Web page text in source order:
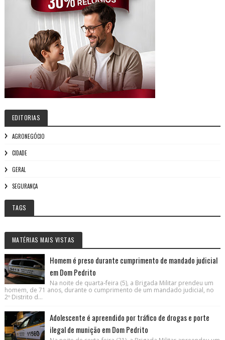
EDITORIAS
AGRONEGÓCIO
CIDADE
GERAL
SEGURANÇA
TAGS
MATÉRIAS MAIS VISTAS
Homem é preso durante cumprimento de mandado judicial
em Dom Pedrito
Na noite de quarta-feira (5), a Brigada Militar prendeu um
homem, de 71 anos, durante o cumprimento de um mandado judicial, no
2º Distrito d...
Adolescente é apreendido por tráfico de drogas e porte
ilegal de munição em Dom Pedrito